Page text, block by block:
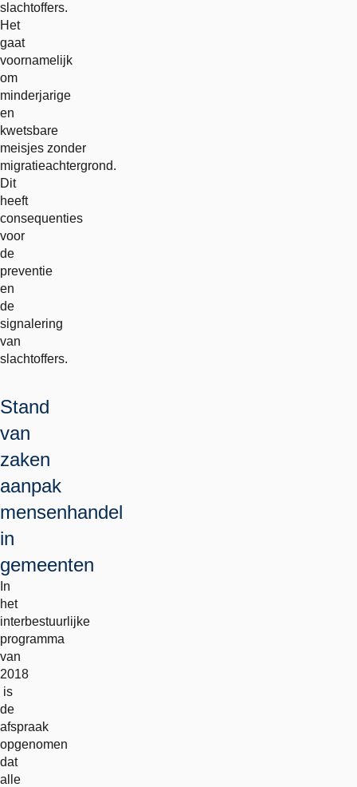
slachtoffers.
Het
gaat
voornamelijk
om
minderjarige
en
kwetsbare
meisjes zonder
migratieachtergrond.
Dit
heeft
consequenties
voor
de
preventie
en
de
signalering
van
slachtoffers.
Stand
van
zaken
aanpak
mensenhandel
in
gemeenten
In
het
interbestuurlijke
programma
van
2018
is
de
afspraak
opgenomen
dat
alle